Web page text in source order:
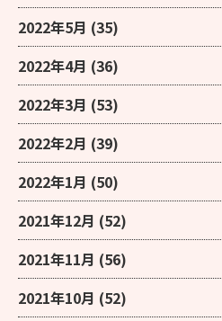
2022年5月 (35)
2022年4月 (36)
2022年3月 (53)
2022年2月 (39)
2022年1月 (50)
2021年12月 (52)
2021年11月 (56)
2021年10月 (52)